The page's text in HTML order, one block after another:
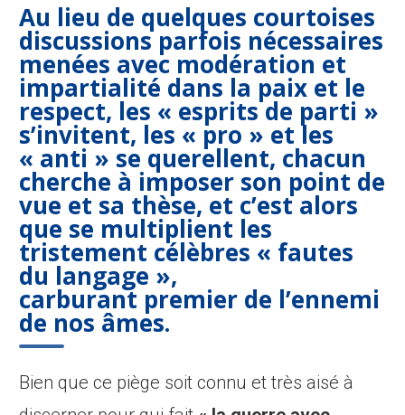
Au lieu de quelques courtoises
discussions parfois nécessaires
menées avec modération et
impartialité dans la paix et le
respect, les « esprits de parti »
s’invitent, les « pro » et les
« anti » se querellent, chacun
cherche à imposer son point de
vue et sa thèse, et c’est alors
que se multiplient les
tristement célèbres « fautes
du langage »,
carburant premier de l’ennemi
de nos âmes.
Bien que ce piège soit connu et très aisé à